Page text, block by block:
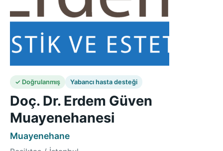
✓ Doğrulanmış Yabancı hasta desteği
Doç. Dr. Erdem Güven
Muayenehanesi
Muayenehane